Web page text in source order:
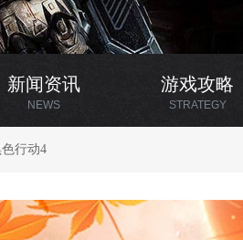
新闻资讯
NEWS
游戏攻略
STRATEGY
行动4